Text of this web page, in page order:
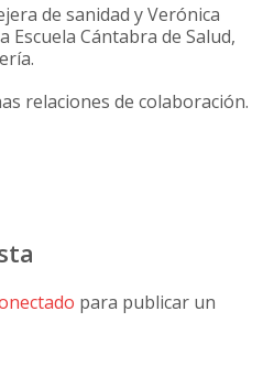
de sanidad y Verónica
Escuela Cántabra de Salud,
relaciones de colaboración.
para publicar un